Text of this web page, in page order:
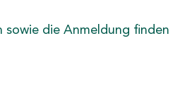
sowie die Anmeldung finden